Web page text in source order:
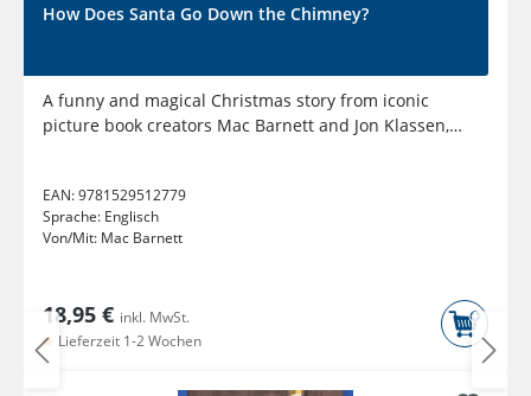
How Does Santa Go Down the Chimney?
A funny and magical Christmas story from iconic
picture book creators Mac Barnett and Jon Klassen,
EAN:9781529512779
Sprache: Englisch
Von/Mit: Mac Barnett
18,95 € inkl. MwSt.
Lieferzeit 1-2 Wochen